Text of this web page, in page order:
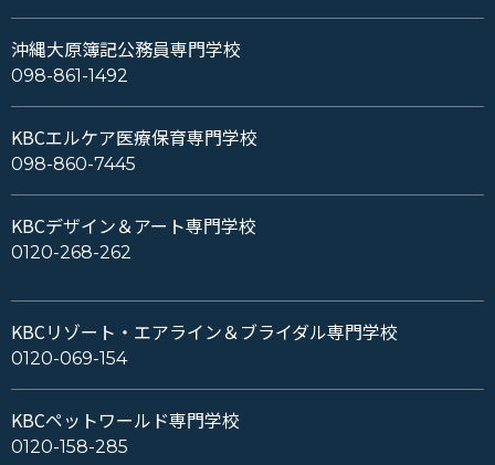
沖縄大原簿記公務員専門学校
098-861-1492
KBCエルケア医療保育専門学校
098-860-7445
KBCデザイン＆アート専門学校
0120-268-262
KBCリゾート・エアライン＆ブライダル専門学校
0120-069-154
KBCペットワールド専門学校
0120-158-285